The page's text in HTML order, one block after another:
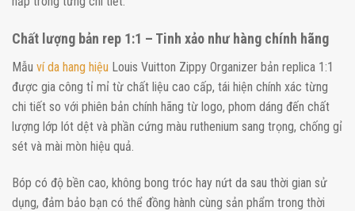
Chất lượng bản rep 1:1 – Tinh xảo như hàng chính hãng
Mẫu ví da hang hiệu Louis Vuitton Zippy Organizer bản replica 1:1
được gia công tỉ mỉ từ chất liệu cao cấp, tái hiện chính xác từng
chi tiết so với phiên bản chính hãng từ logo, phom dáng đến chất
lượng lớp lót dệt và phần cứng màu ruthenium sang trọng, chống gỉ
sét và mài mòn hiệu quả.
Bóp có độ bền cao, không bong tróc hay nứt da sau thời gian sử
dụng, đảm bảo bạn có thể đồng hành cùng sản phẩm trong thời